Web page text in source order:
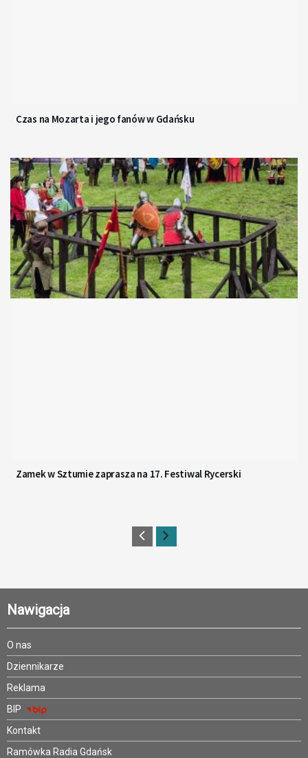
Czas na Mozarta i jego fanów w Gdańsku
Zamek w Sztumie zaprasza na 17. Festiwal Rycerski
Nawigacja
O nas
Dziennikarze
Reklama
BIP
Kontakt
Ramówka Radia Gdańsk